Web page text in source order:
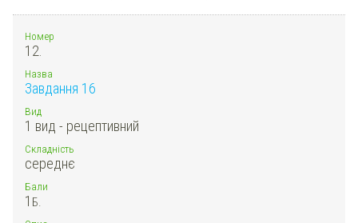
Номер
12.
Назва
Завдання 16
Вид
1 вид - рецептивний
Складність
середнє
Бали
1 Б.